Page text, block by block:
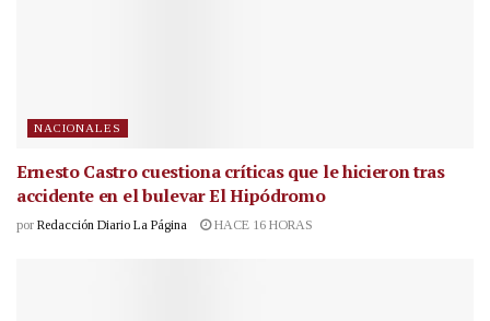
NACIONALES
Ernesto Castro cuestiona críticas que le hicieron tras
accidente en el bulevar El Hipódromo
por Redacción Diario La Página HACE 16 HORAS